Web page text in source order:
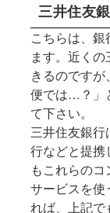
三井住友
こちらは、
ます。近く
きるのです
便では…？」
て下さい。
三井住友銀行
行などと提携
もこれらの
サービスを使
れば、上記で